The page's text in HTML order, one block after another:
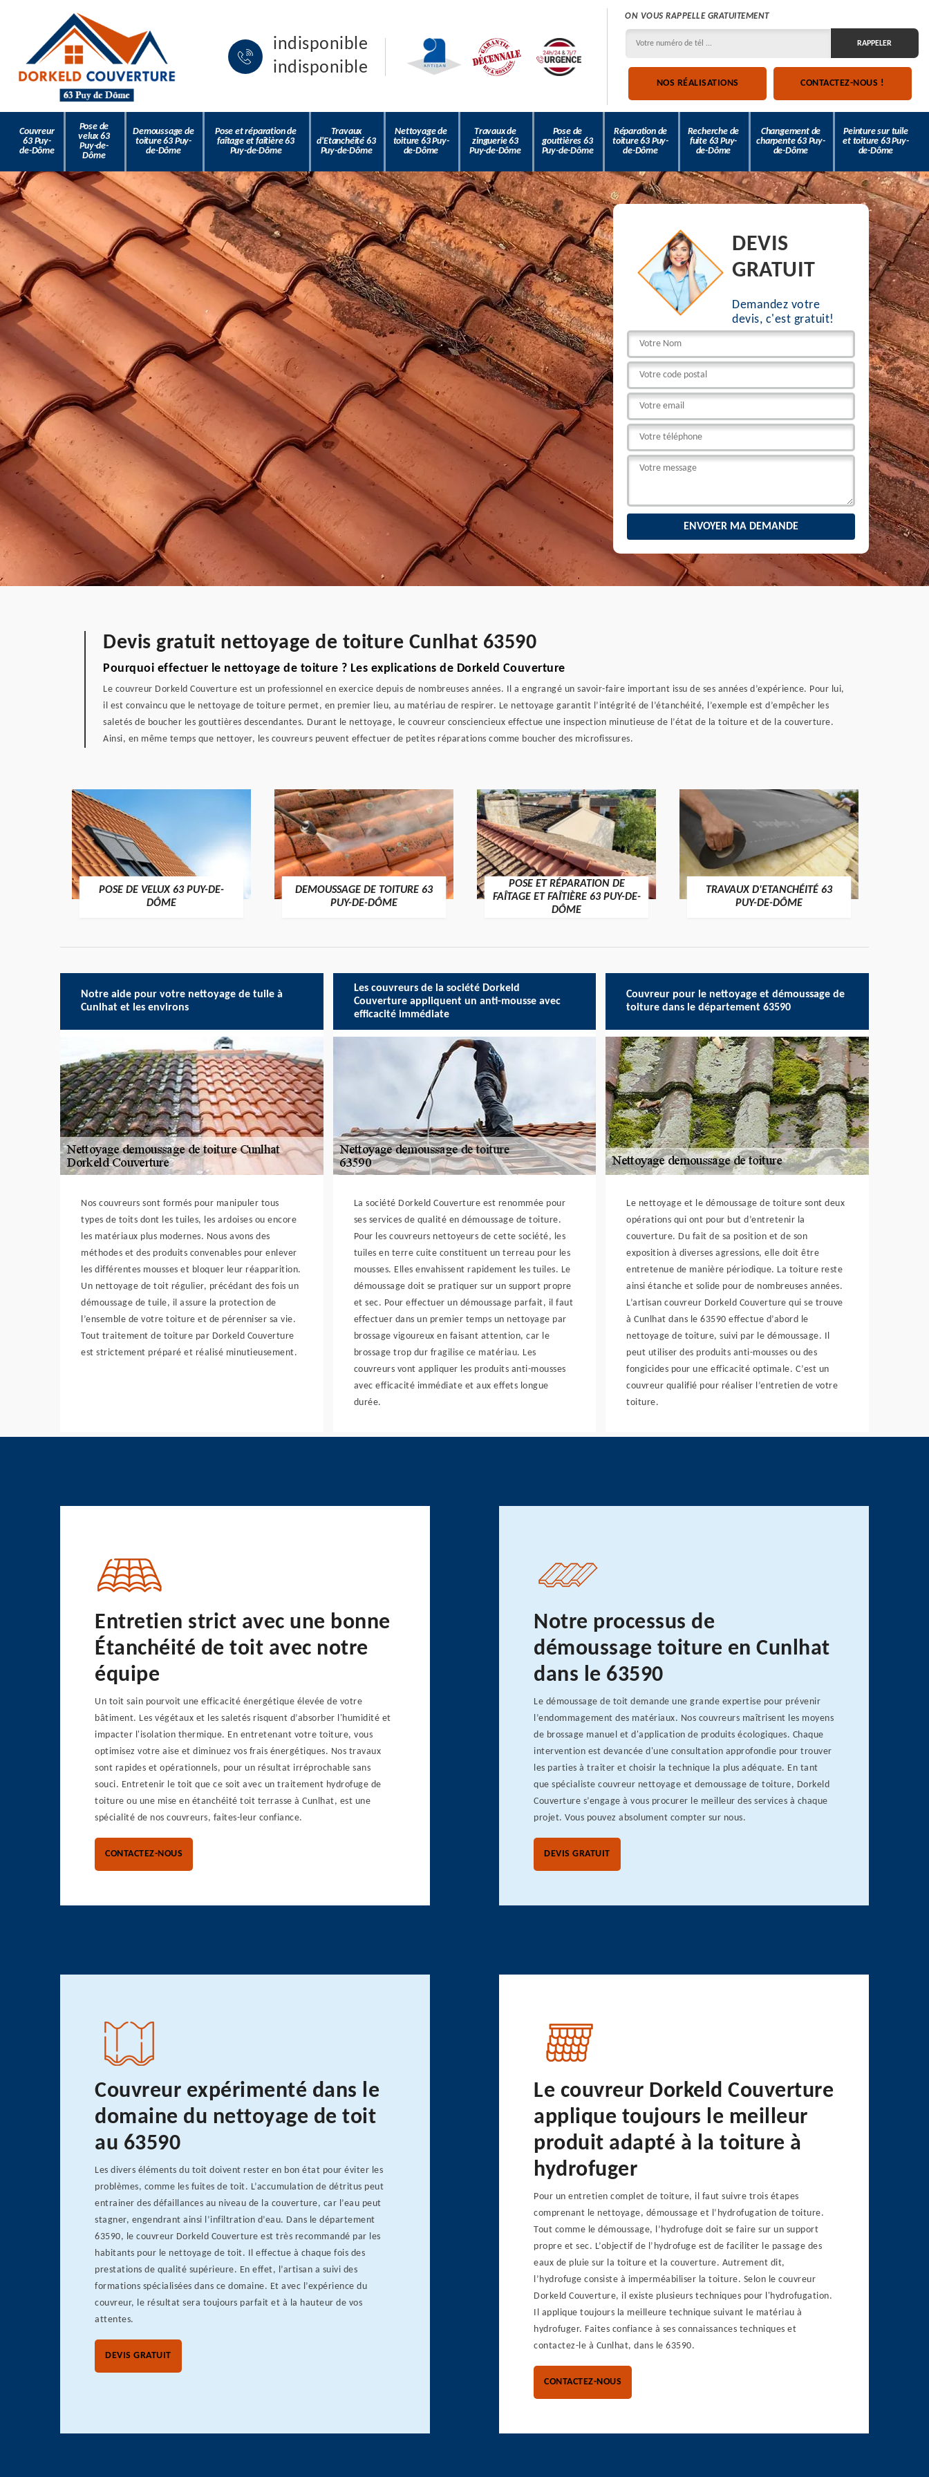
indisponible
indisponible
ON VOUS RAPPELLE GRATUITEMENT
NOS RÉALISATIONS CONTACTEZ-NOUS !
Couvreur
63 Puy-
de-Dôme
Pose de
velux 63
Puy-de-
Dôme
Demoussage de
toiture 63 Puy-
de-Dôme
Pose et réparation de
faîtage et faîtière 63
Puy-de-Dôme
Travaux
d'Etanchéité 63
Puy-de-Dôme
Nettoyage de
toiture 63 Puy-
de-Dôme
Travaux de
zinguerie 63
Puy-de-Dôme
Pose de
gouttières 63
Puy-de-Dôme
Réparation de
toiture 63 Puy-
de-Dôme
Recherche de
fuite 63 Puy-
de-Dôme
Changement de
charpente 63 Puy-
de-Dôme
Peinture sur tuile
et toiture 63 Puy-
de-Dôme
DEVIS
GRATUIT
Demandez votre
devis, c'est gratuit!
Devis gratuit nettoyage de toiture Cunlhat 63590
Pourquoi effectuer le nettoyage de toiture ? Les explications de Dorkeld Couverture
Le couvreur Dorkeld Couverture est un professionnel en exercice depuis de nombreuses années. Il a engrangé un savoir-faire important issu de ses années d’expérience. Pour lui,
il est convaincu que le nettoyage de toiture permet, en premier lieu, au matériau de respirer. Le nettoyage garantit l’intégrité de l’étanchéité, l’exemple est d’empêcher les
saletés de boucher les gouttières descendantes. Durant le nettoyage, le couvreur consciencieux effectue une inspection minutieuse de l’état de la toiture et de la couverture.
Ainsi, en même temps que nettoyer, les couvreurs peuvent effectuer de petites réparations comme boucher des microfissures.
POSE DE VELUX 63 PUY-DE-
DÔME
DEMOUSSAGE DE TOITURE 63
PUY-DE-DÔME
POSE ET RÉPARATION DE
FAÎTAGE ET FAÎTIÈRE 63 PUY-DE-
DÔME
TRAVAUX D'ETANCHÉITÉ 63
PUY-DE-DÔME
Notre aide pour votre nettoyage de tuile à
Cunlhat et les environs
Nos couvreurs sont formés pour manipuler tous
types de toits dont les tuiles, les ardoises ou encore
les matériaux plus modernes. Nous avons des
méthodes et des produits convenables pour enlever
les différentes mousses et bloquer leur réapparition.
Un nettoyage de toit régulier, précédant des fois un
démoussage de tuile, il assure la protection de
l’ensemble de votre toiture et de pérenniser sa vie.
Tout traitement de toiture par Dorkeld Couverture
est strictement préparé et réalisé minutieusement.
Les couvreurs de la société Dorkeld
Couverture appliquent un anti-mousse avec
efficacité immédiate
La société Dorkeld Couverture est renommée pour
ses services de qualité en démoussage de toiture.
Pour les couvreurs nettoyeurs de cette société, les
tuiles en terre cuite constituent un terreau pour les
mousses. Elles envahissent rapidement les tuiles. Le
démoussage doit se pratiquer sur un support propre
et sec. Pour effectuer un démoussage parfait, il faut
effectuer dans un premier temps un nettoyage par
brossage vigoureux en faisant attention, car le
brossage trop dur fragilise ce matériau. Les
couvreurs vont appliquer les produits anti-mousses
avec efficacité immédiate et aux effets longue
durée.
Couvreur pour le nettoyage et démoussage de
toiture dans le département 63590
Le nettoyage et le démoussage de toiture sont deux
opérations qui ont pour but d’entretenir la
couverture. Du fait de sa position et de son
exposition à diverses agressions, elle doit être
entretenue de manière périodique. La toiture reste
ainsi étanche et solide pour de nombreuses années.
L’artisan couvreur Dorkeld Couverture qui se trouve
à Cunlhat dans le 63590 effectue d’abord le
nettoyage de toiture, suivi par le démoussage. Il
peut utiliser des produits anti-mousses ou des
fongicides pour une efficacité optimale. C’est un
couvreur qualifié pour réaliser l’entretien de votre
toiture.
Entretien strict avec une bonne
Étanchéité de toit avec notre
équipe
Un toit sain pourvoit une efficacité énergétique élevée de votre
bâtiment. Les végétaux et les saletés risquent d’absorber l'humidité et
impacter l'isolation thermique. En entretenant votre toiture, vous
optimisez votre aise et diminuez vos frais énergétiques. Nos travaux
sont rapides et opérationnels, pour un résultat irréprochable sans
souci. Entretenir le toit que ce soit avec un traitement hydrofuge de
toiture ou une mise en étanchéité toit terrasse à Cunlhat, est une
spécialité de nos couvreurs, faites-leur confiance.
CONTACTEZ-NOUS
Notre processus de
démoussage toiture en Cunlhat
dans le 63590
Le démoussage de toit demande une grande expertise pour prévenir
l’endommagement des matériaux. Nos couvreurs maîtrisent les moyens
de brossage manuel et d'application de produits écologiques. Chaque
intervention est devancée d'une consultation approfondie pour trouver
les parties à traiter et choisir la technique la plus adéquate. En tant
que spécialiste couvreur nettoyage et demoussage de toiture, Dorkeld
Couverture s’engage à vous procurer le meilleur des services à chaque
projet. Vous pouvez absolument compter sur nous.
DEVIS GRATUIT
Couvreur expérimenté dans le
domaine du nettoyage de toit
au 63590
Les divers éléments du toit doivent rester en bon état pour éviter les
problèmes, comme les fuites de toit. L’accumulation de détritus peut
entrainer des défaillances au niveau de la couverture, car l’eau peut
stagner, engendrant ainsi l’infiltration d’eau. Dans le département
63590, le couvreur Dorkeld Couverture est très recommandé par les
habitants pour le nettoyage de toit. Il effectue à chaque fois des
prestations de qualité supérieure. En effet, l’artisan a suivi des
formations spécialisées dans ce domaine. Et avec l’expérience du
couvreur, le résultat sera toujours parfait et à la hauteur de vos
attentes.
DEVIS GRATUIT
Le couvreur Dorkeld Couverture
applique toujours le meilleur
produit adapté à la toiture à
hydrofuger
Pour un entretien complet de toiture, il faut suivre trois étapes
comprenant le nettoyage, démoussage et l’hydrofugation de toiture.
Tout comme le démoussage, l’hydrofuge doit se faire sur un support
propre et sec. L’objectif de l’hydrofuge est de faciliter le passage des
eaux de pluie sur la toiture et la couverture. Autrement dit,
l’hydrofuge consiste à imperméabiliser la toiture. Selon le couvreur
Dorkeld Couverture, il existe plusieurs techniques pour l'hydrofugation.
Il applique toujours la meilleure technique suivant le matériau à
hydrofuger. Faites confiance à ses connaissances techniques et
contactez-le à Cunlhat, dans le 63590.
CONTACTEZ-NOUS